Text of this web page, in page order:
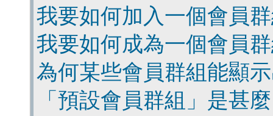
我要如何加入一個會員
我要如何成為一個會員
為何某些會員群組能顯
「預設會員群組」是甚